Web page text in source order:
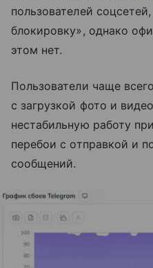
пользователей
блокировку», однако
этом нет.
Пользователи чаще
с загрузкой фото и
нестабильную работу
перебои с отправкой и
сообщений.